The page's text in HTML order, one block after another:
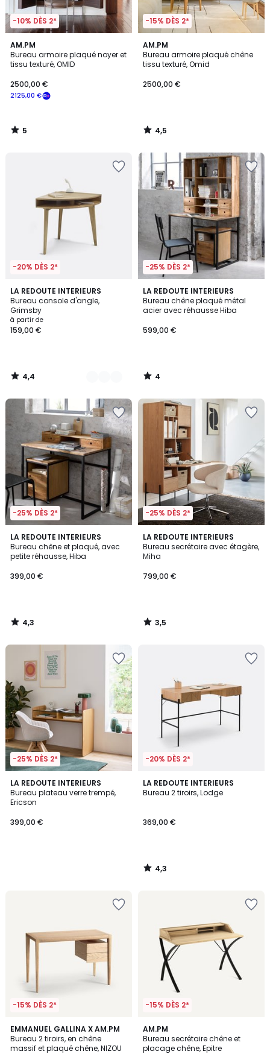
-10% DÈS 2*
AM.PM
Bureau armoire plaqué noyer et
tissu texturé, OMID
2125,00 €
2500,00 €
5
/
5
5
/
-15% DÈS 2*
AM.PM
Bureau armoire plaqué chêne
tissu texturé, Omid
2500,00 €
4,5
/ 5
4,5
/
-20% DÈS 2*
LA REDOUTE INTERIEURS
Bureau console d'angle,
Grimsby
à partir de
159,00 €
4,4
/ 5
2
Couleurs
4,4
/
-25% DÈS 2*
LA REDOUTE INTERIEURS
Bureau chêne plaqué métal
acier avec réhausse Hiba
599,00 €
4
/
5
4
/
-25% DÈS 2*
LA REDOUTE INTERIEURS
Bureau chêne et plaqué, avec
petite réhausse, Hiba
399,00 €
4,3
/ 5
4,3
/
-25% DÈS 2*
LA REDOUTE INTERIEURS
Bureau secrétaire avec étagère,
Miha
799,00 €
3,5
/ 5
3,5
/
-25% DÈS 2*
LA REDOUTE INTERIEURS
Bureau plateau verre trempé,
Ericson
399,00 €
-20% DÈS 2*
LA REDOUTE INTERIEURS
Bureau 2 tiroirs, Lodge
369,00 €
4,3
/ 5
4,3
/
-15% DÈS 2*
EMMANUEL GALLINA X AM.PM
Bureau 2 tiroirs, en chêne
massif et plaqué chêne, NIZOU
4,7
/ 5
-15% DÈS 2*
AM.PM
Bureau secrétaire chêne et
placage chêne, Epitre
4,7
/ 5